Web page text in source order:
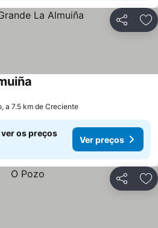
Partilhar
a 7.5 km de Creciente
os preços
Ver preços
Partilhar